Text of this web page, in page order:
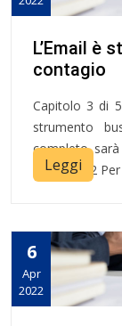
L’Email è
contagio
Capitolo 3 di
strumento
completo
Aprile 2022
Leggi
6
Apr
2022